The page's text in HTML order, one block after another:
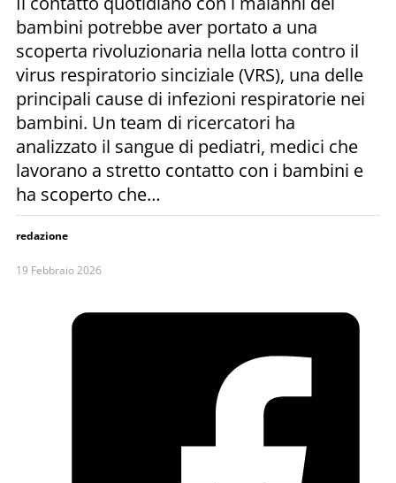
bambini potrebbe aver portato a una
scoperta rivoluzionaria nella lotta contro il
virus respiratorio sinciziale (VRS), una delle
principali cause di infezioni respiratorie nei
bambini. Un team di ricercatori ha
analizzato il sangue di pediatri, medici che
lavorano a stretto contatto con i bambini e
ha scoperto che…
redazione
19 Febbraio 2026